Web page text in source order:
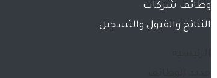
وظائف شركات
النتائج والقبول والتسجيل